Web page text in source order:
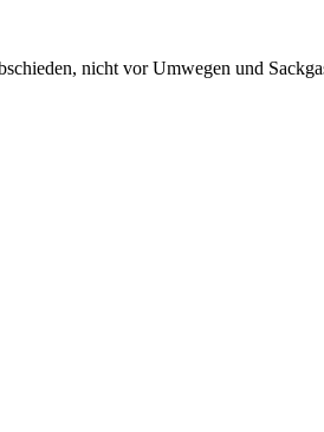
nicht vor Umwegen und